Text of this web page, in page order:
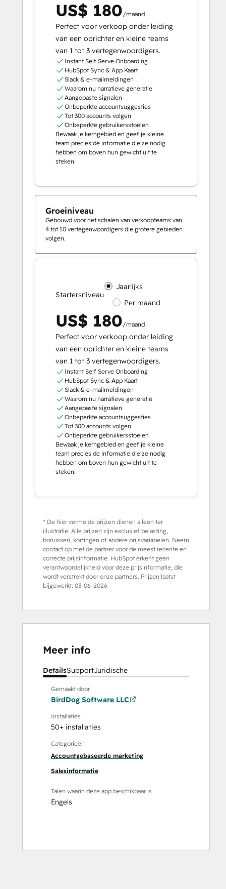
US$ 180/maand
Perfect voor verkoop onder leiding
van een oprichter en kleine teams
van 1 tot 3 vertegenwoordigers.
Instant Self Serve Onboarding
HubSpot Sync & App Kaart
Slack & e-mailmeldingen
Waarom nu narratieve generatie
Aangepaste signalen
Onbeperkte accountsuggesties
Tot 300 accounts volgen
Onbeperkte gebruikersstoelen
Bewaak je kerngebied en geef je kleine
team precies de informatie die ze nodig
hebben om boven hun gewicht uit te
steken.
Groeiniveau
Gebouwd voor het schalen van verkoopteams van
4 tot 10 vertegenwoordigers die grotere gebieden
volgen.
Startersniveau
Jaarlijks
Per maand
US$ 180/maand
Perfect voor verkoop onder leiding
van een oprichter en kleine teams
van 1 tot 3 vertegenwoordigers.
Instant Self Serve Onboarding
HubSpot Sync & App Kaart
Slack & e-mailmeldingen
Waarom nu narratieve generatie
Aangepaste signalen
Onbeperkte accountsuggesties
Tot 300 accounts volgen
Onbeperkte gebruikersstoelen
Bewaak je kerngebied en geef je kleine
team precies de informatie die ze nodig
hebben om boven hun gewicht uit te
steken.
* De hier vermelde prijzen dienen alleen ter
illustratie. Alle prijzen zijn exclusief belasting,
bonussen, kortingen of andere prijsvariabelen. Neem
contact op met de partner voor de meest recente en
correcte prijsinformatie. HubSpot erkent geen
verantwoordelijkheid voor deze prijsinformatie, die
wordt verstrekt door onze partners. Prijzen laatst
bijgewerkt: 03-06-2026
Meer info
DetailsSupportJuridische
Gemaakt door
BirdDog Software LLC
Installaties
50+ installaties
Categorieën
Accountgebaseerde marketing
Salesinformatie
Talen waarin deze app beschikbaar is
Engels